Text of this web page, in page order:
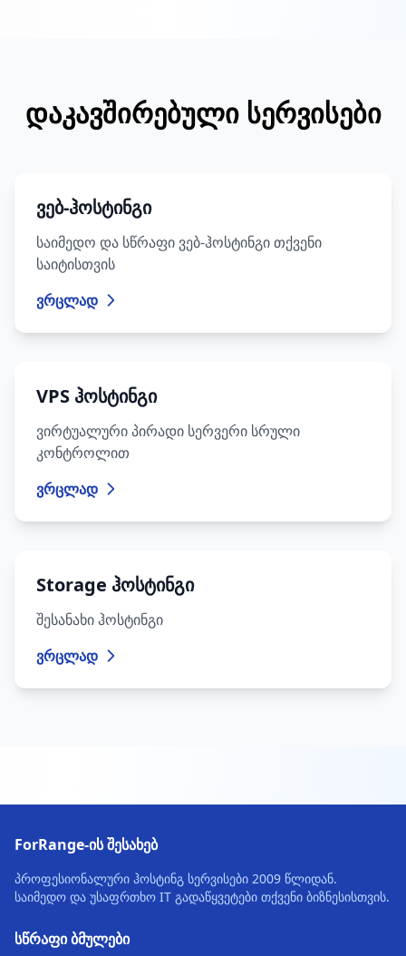
დაკავშირებული სერვისები
ვებ-ჰოსტინგი
საიმედო და სწრაფი ვებ-ჰოსტინგი თქვენი
საიტისთვის
ვრცლად
VPS ჰოსტინგი
ვირტუალური პირადი სერვერი სრული
კონტროლით
ვრცლად
Storage ჰოსტინგი
შესანახი ჰოსტინგი
ვრცლად
ForRange-ის შესახებ
პროფესიონალური ჰოსტინგ სერვისები 2009 წლიდან.
საიმედო და უსაფრთხო IT გადაწყვეტები თქვენი ბიზნესისთვის.
სწრაფი ბმულები